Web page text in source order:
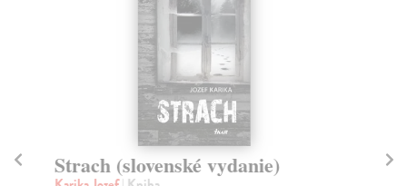
Strach (slovenské vydanie)